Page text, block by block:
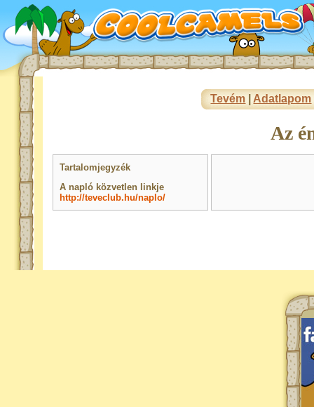
Tevém Adatlapom
Az
Tartalomjegyzék
A napló közvetlen linkje
http://teveclub.hu/naplo/